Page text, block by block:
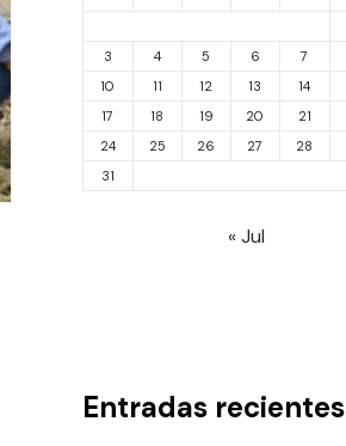
3
4 5 6 7
10
11 12 13 14
17
18 19 20 21
24
25 26 27 28
31
« Jul
Entradas recientes